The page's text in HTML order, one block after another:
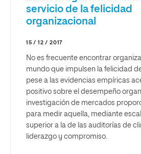
servicio de la felicidad
organizacional
15 / 12 / 2017
No es frecuente encontrar
mundo que impulsen la felicidad
pese a las evidencias empíricas
positivo sobre el desempeño
investigación de mercados
para medir aquella, mediante
superior a la de las auditorías de
liderazgo y compromiso.